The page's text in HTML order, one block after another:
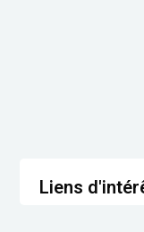
Liens